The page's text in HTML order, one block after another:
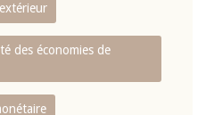
des économies de